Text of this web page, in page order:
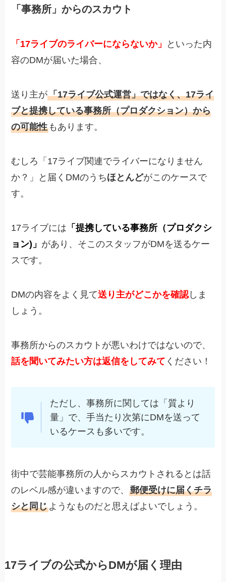
「事務所」からのスカウト
「17ライブのライバーにならないか」
といった内
容のDMが届いた場合、
送り主が「17ライブ公式運営」ではなく、17ライ
ブと提携している事務所（プロダクション）から
の可能性 も あります。
むしろ「17ライブ関連でライバーになりません
か？」と届くDMのうちほとんどがこのケースで
す。
17ライブには 「提携している事務所（プロダクシ
ョン)」 があり、そこのスタッフがDMを送 るケー
スです。
DMの内容をよく見て送り主がどこかを確認しま
しょう。
事務所からのスカウトが悪いわけではないので、
話を聞いてみたい方は返信をしてみて ください！
ただし、事務所に関しては「質より
量」で、手当たり次第にDMを送って
いるケースも多いです。
街中で芸能事務所の人からスカウトされるとは話
のレベル感が違いますので、郵便受けに届くチラ
シと同じようなものだと思えばよいでしょう。
17ライブの公式からDMが届く理由